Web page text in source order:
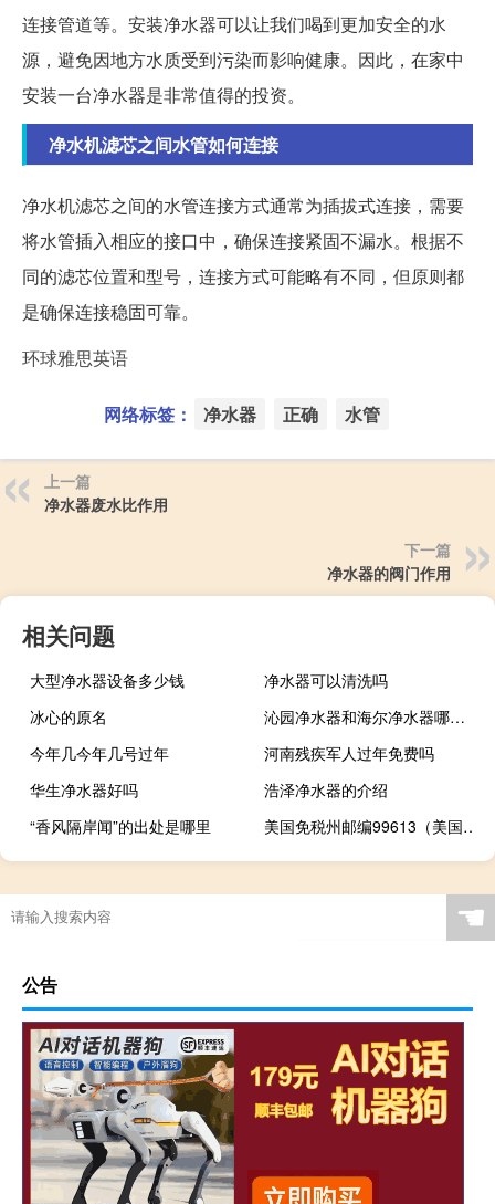
连接管道等。安装净水器可以让我们喝到更加安全的水
源，避免因地方水质受到污染而影响健康。因此，在家中
安装一台净水器是非常值得的投资。
净水机滤芯之间水管如何连接
净水机滤芯之间的水管连接方式通常为插拔式连接，需要
将水管插入相应的接口中，确保连接紧固不漏水。根据不
同的滤芯位置和型号，连接方式可能略有不同，但原则都
是确保连接稳固可靠。
环球雅思英语
网络标签： 净水器 正确 水管
上一篇
净水器废水比作用
下一篇
净水器的阀门作用
相关问题
大型净水器设备多少钱
净水器可以清洗吗
冰心的原名
沁园净水器和海尔净水器哪个好
今年几今年几号过年
河南残疾军人过年免费吗
华生净水器好吗
浩泽净水器的介绍
“香风隔岸闻”的出处是哪里
美国免税州邮编99613（美国免税州邮编）
☚
公告